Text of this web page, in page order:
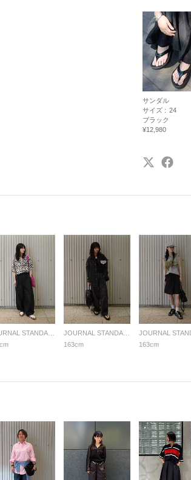
サンダル
サイズ : 24
ブラック
¥12,980
163cm
163cm